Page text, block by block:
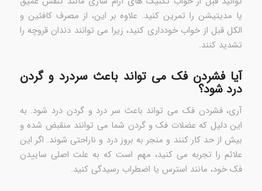
یا مدیتیشن را تمرین کنید. علاوه بر این، از مصرف کافئین و
الکل قبل از خواب خودداری کنید، زیرا می توانند دندان قروچه را
تشدید کنند.
آیا فشردن فک می تواند باعث سردرد و گردن
درد شود؟
آری، فشردن فک می تواند باعث سر درد و گردن درد شود. به
این دلیل که عضلات فک و گردن شما می توانند منقبض شده و
بیش از حد کار کنند و منجر به بروز درد و ناراحتی شوند. اگر این
علائم را تجربه می کنید، مهم است که به علت اصلی ساییدن
فک خود، مانند استرس یا اضطراب رسیدگی کنید.